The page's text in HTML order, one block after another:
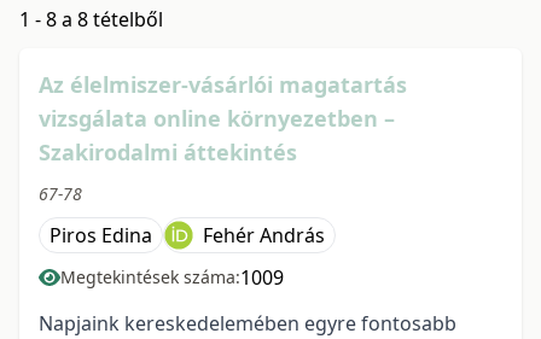
1 - 8 a 8 tételből
Az élelmiszer-vásárlói magatartás
vizsgálata online környezetben –
Szakirodalmi áttekintés
67-78
Piros Edina Fehér András
Megtekintések száma:1009
Napjaink kereskedelemében egyre fontosabb